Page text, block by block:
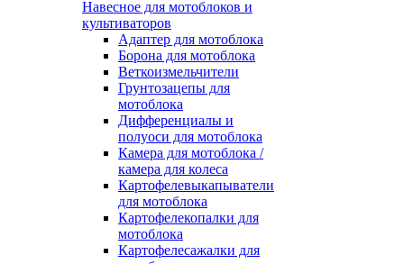
Навесное для мотоблоков и
культиваторов
Адаптер для мотоблока
Борона для мотоблока
Веткоизмельчители
Грунтозацепы для
мотоблока
Дифференциалы и
полуоси для мотоблока
Камера для мотоблока /
камера для колеса
Картофелевыкапыватели
для мотоблока
Картофелекопалки для
мотоблока
Картофелесажалки для